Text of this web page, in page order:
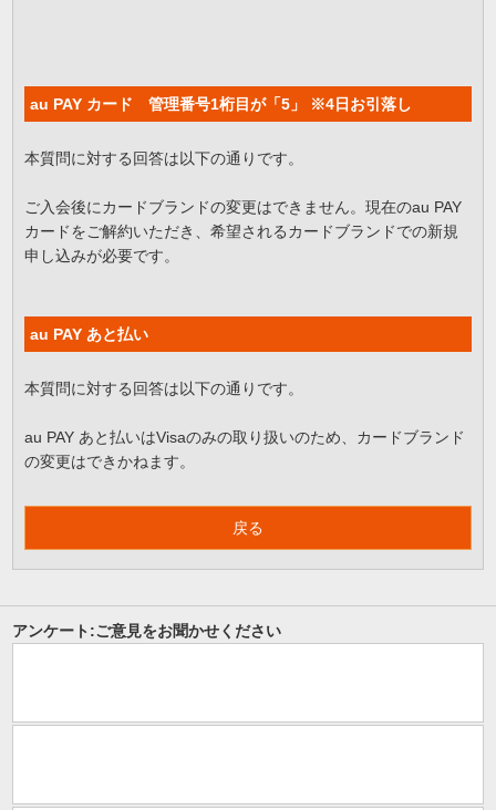
au PAY カード 管理番号1桁目が「5」 ※4日お引落し
本質問に対する回答は以下の通りです。
ご入会後にカードブランドの変更はできません。現在のau PAY
カードをご解約いただき、希望されるカードブランドでの新規
申し込みが必要です。
au PAY あと払い
本質問に対する回答は以下の通りです。
au PAY あと払いはVisaのみの取り扱いのため、カードブランド
の変更はできかねます。
戻る
アンケート:ご意見をお聞かせください